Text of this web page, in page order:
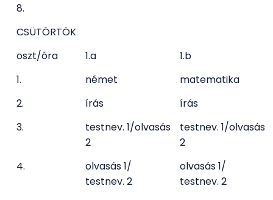
8.
CSÜTÖRTÖK
oszt/óra
1.a
1.b
1.
német
matematika
2.
írás
írás
3.
testnev. 1/olvasás
2
testnev. 1/olvasás
2
4.
olvasás 1/
testnev. 2
olvasás 1/
testnev. 2